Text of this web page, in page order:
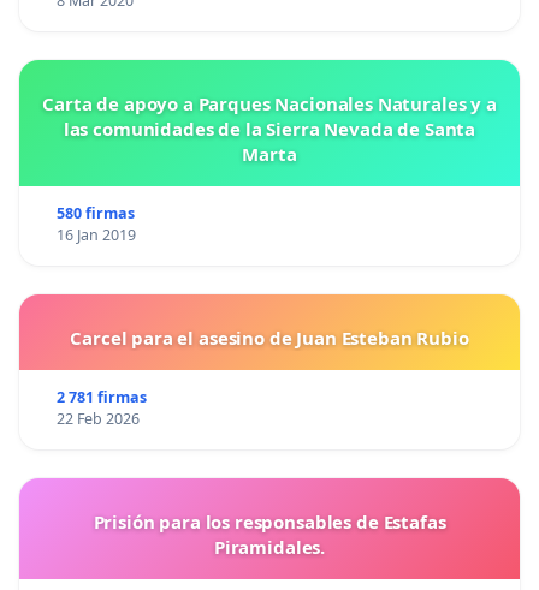
Carta de apoyo a Parques Nacionales Naturales y a
las comunidades de la Sierra Nevada de Santa
Marta
580 firmas
16 Jan 2019
Carcel para el asesino de Juan Esteban Rubio
2 781 firmas
22 Feb 2026
Prisión para los responsables de Estafas
Piramidales.